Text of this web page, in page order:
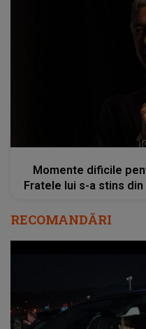
Momente dificile
Fratele lui s-a stins
RECOMANDĂRI